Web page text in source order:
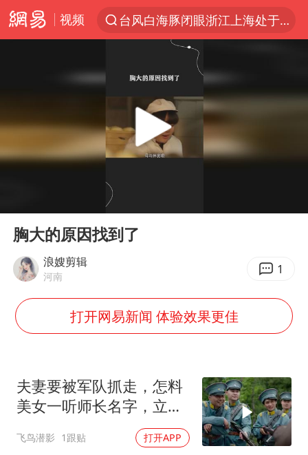
视频
台风白海豚闭眼浙江上海处于危险半圆
香港宏福苑火灾或由烟头引起
浙江台州《告全体市民书》
伊斯兰版北约来了吗
四川宜宾3.4级地震
上半年国内居民出游人次34.63亿
薛之谦杭州站演唱会取消
张本智和：零封向鹏不意外
今年第二强台风将带来多大影响
Play
胸大的原因找到了
浪嫂剪辑
河南 1
打开网易新闻 体验效果更佳
夫妻要被军队抓走，怎料
美女一听师长名字，立马
飞鸟潜影 1跟贴 打开APP